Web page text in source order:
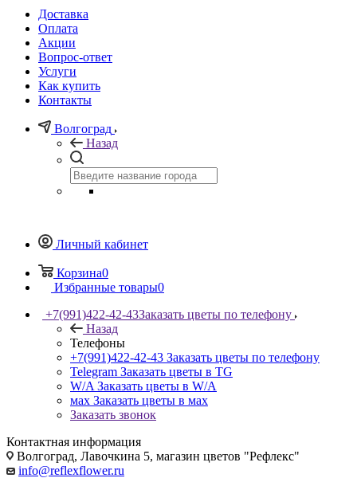
Доставка
Оплата
Акции
Вопрос-ответ
Услуги
Как купить
Контакты
Волгоград
Назад
Личный кабинет
Корзина0
Избранные товары0
+7(991)422-42-43Заказать цветы по телефону
Назад
Телефоны
+7(991)422-42-43 Заказать цветы по телефону
Telegram Заказать цветы в TG
W/A Заказать цветы в W/A
мах Заказать цветы в мах
Заказать звонок
Контактная информация
Волгоград, Лавочкина 5, магазин цветов "Рефлекс"
info@reflexflower.ru